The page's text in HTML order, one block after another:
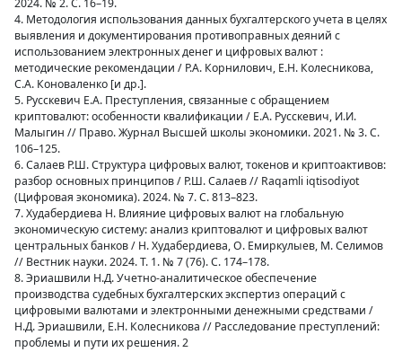
2024. № 2. С. 16–19.
4. Методология использования данных бухгалтерского учета в целях
выявления и документирования противоправных деяний с
использованием электронных денег и цифровых валют :
методические рекомендации / Р.А. Корнилович, Е.Н. Колесникова,
С.А. Коноваленко [и др.].
5. Русскевич Е.А. Преступления, связанные с обращением
криптовалют: особенности квалификации / Е.А. Русскевич, И.И.
Малыгин // Право. Журнал Высшей школы экономики. 2021. № 3. С.
106–125.
6. Салаев Р.Ш. Структура цифровых валют, токенов и криптоактивов:
разбор основных принципов / Р.Ш. Салаев // Raqamli iqtisodiyot
(Цифровая экономика). 2024. № 7. С. 813–823.
7. Худабердиева Н. Влияние цифровых валют на глобальную
экономическую систему: анализ криптовалют и цифровых валют
центральных банков / Н. Худабердиева, О. Емиркулыев, М. Селимов
// Вестник науки. 2024. Т. 1. № 7 (76). С. 174–178.
8. Эриашвили Н.Д. Учетно-аналитическое обеспечение
производства судебных бухгалтерских экспертиз операций с
цифровыми валютами и электронными денежными средствами /
Н.Д. Эриашвили, Е.Н. Колесникова // Расследование преступлений:
проблемы и пути их решения. 2